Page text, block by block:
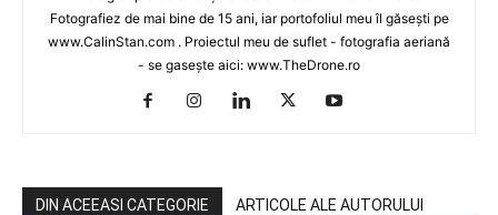
Fotografiez de mai bine de 15 ani, iar portofoliul meu îl găsești pe
www.CalinStan.com . Proiectul meu de suflet - fotografia aeriană
- se gasește aici: www.TheDrone.ro
DIN ACEEASI CATEGORIE ARTICOLE ALE AUTORULUI